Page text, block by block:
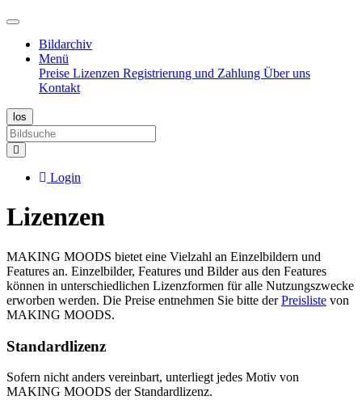
Bildarchiv
Menü
Preise Lizenzen Registrierung und Zahlung Über uns
Kontakt
Login
Lizenzen
MAKING MOODS bietet eine Vielzahl an Einzelbildern und
Features an. Einzelbilder, Features und Bilder aus den Features
können in unterschiedlichen Lizenzformen für alle Nutzungszwecke
erworben werden. Die Preise entnehmen Sie bitte derPreisliste von
MAKING MOODS.
Standardlizenz
Sofern nicht anders vereinbart, unterliegt jedes Motiv von
MAKING MOODS der Standardlizenz.